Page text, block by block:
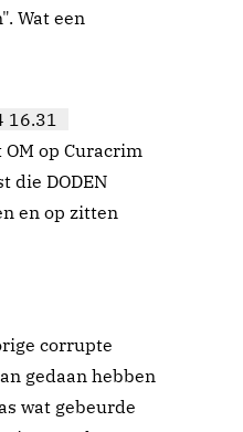
Wat een
16.31
op Curacrim
die DODEN
en op zitten
corrupte
gedaan hebben
wat gebeurde